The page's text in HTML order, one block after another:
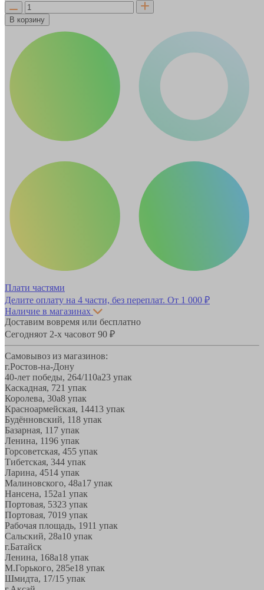
В корзину
Плати частями
Делите оплату на 4 части, без переплат. От 1 000 ₽
Наличие в магазинах
Доставим вовремя или бесплатно
Сегодняот 2-х часовот 90 ₽
Самовывоз из магазинов:
г.Ростов-на-Дону
40-лет победы, 264/110а23 упак
Каскадная, 721 упак
Королева, 30а8 упак
Красноармейская, 14413 упак
Будённовский, 118 упак
Базарная, 11 7 упак
Ленина, 1196 упак
Горсоветская, 455 упак
Тибетская, 344 упак
Ларина, 4514 упак
Малиновского, 48а17 упак
Нансена, 152а1 упак
Портовая, 5323 упак
Портовая, 7019 упак
Рабочая площадь, 1911 упак
Сальский, 28a10 упак
г.Батайск
Ленина, 168а18 упак
М.Горького, 285е18 упак
Шмидта, 17/1 5 упак